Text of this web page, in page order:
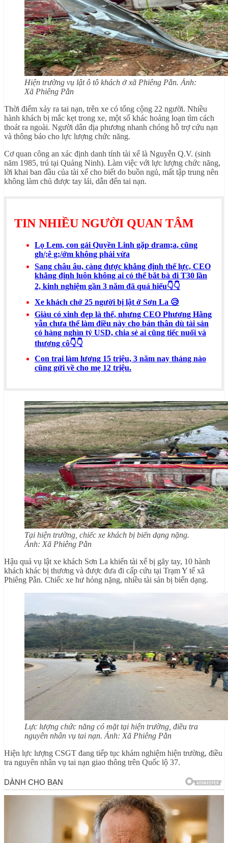
Hiện trường vụ lật ô tô khách ở xã Phiêng Pằn. Ảnh:
Xã Phiêng Pằn
Thời điểm xảy ra tai nạn, trên xe có tổng cộng 22 người. Nhiều
hành khách bị mắc kẹt trong xe, một số khác hoảng loạn tìm cách
thoát ra ngoài. Người dân địa phương nhanh chóng hỗ trợ cứu nạn
và thông báo cho lực lượng chức năng.
Cơ quan công an xác định danh tính tài xế là Nguyễn Q.V. (sinh
năm 1985, trú tại Quảng Ninh). Làm việc với lực lượng chức năng,
lời khai ban đầu của tài xế cho biết do buồn ngủ, mất tập trung nên
không làm chủ được tay lái, dẫn đến tai nạn.
TIN NHIỀU NGƯỜI QUAN TÂM
Lọ Lem, con gái Quyền Linh gặp dram;a, cũng
gh/;ê g;/ớm không phải vừa
Sang châu âu, càng được khẳng định thế lực, CEO
khẳng định luôn không ai có thể bắt bà đi T30 lần
2, kinh nghiệm gần 3 năm đã quá hiểu👇👇
Xe khách chở 25 người bị lật ở Sơn La 😥
Giàu có xinh đẹp là thế, nhưng CEO Phương Hằng
vẫn chưa thể làm điều này cho bản thân dù tài sản
có hàng nghìn tỷ USD, chia sẻ ai cũng tiếc nuối và
thương cô👇👇
Con trai làm lương 15 triệu, 3 năm nay tháng nào
cũng gửi về cho mẹ 12 triệu.
Tại hiện trường, chiếc xe khách bị biến dạng nặng.
Ảnh: Xã Phiêng Pằn
Hậu quả vụ lật xe khách Sơn La khiến tài xế bị gãy tay, 10 hành
khách khác bị thương và được đưa đi cấp cứu tại Trạm Y tế xã
Phiêng Pằn. Chiếc xe hư hỏng nặng, nhiều tài sản bị biến dạng.
Lực lượng chức năng có mặt tại hiện trường, điều tra
nguyên nhân vụ tai nạn. Ảnh: Xã Phiêng Pằn
Hiện lực lượng CSGT đang tiếp tục khám nghiệm hiện trường, điều
tra nguyên nhân vụ tai nạn giao thông trên Quốc lộ 37.